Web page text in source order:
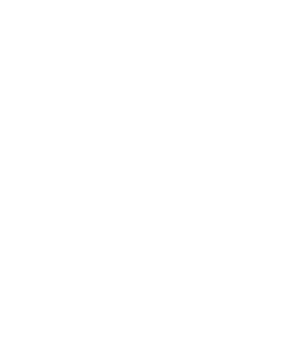
Geducht is de Heer en zeer
Verheerlijkt de Heer en
maar kunt, want Hij gaat uw
Als gij Hem verheft, spant
en wordt het niet moe,
Wie heeft Hem gezien en
Veel is verborgen en nog